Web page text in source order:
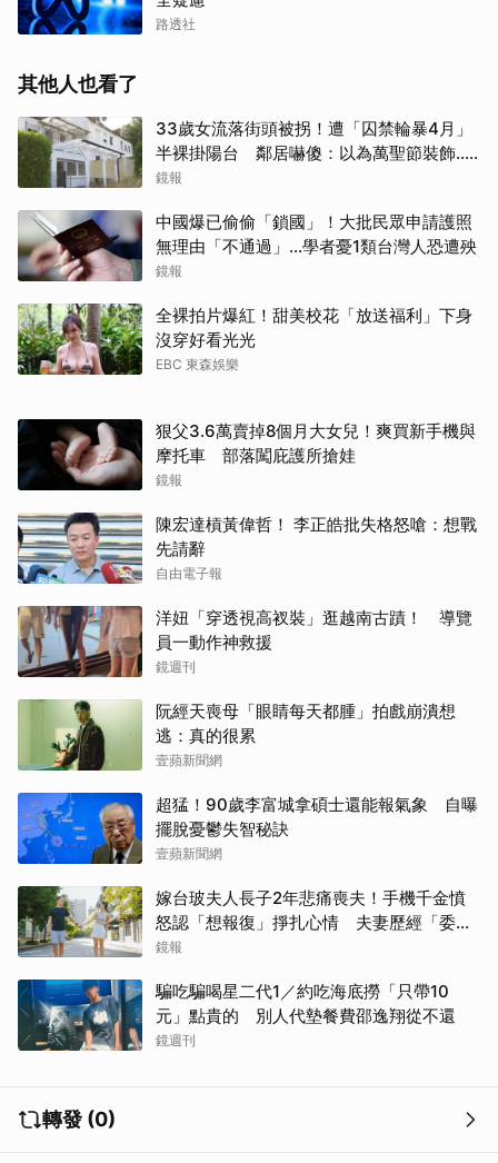
路透社
其他人也看了
33歲女流落街頭被拐！遭「囚禁輪暴4月」
半裸掛陽台 鄰居嚇傻：以為萬聖節裝飾...
主謀竟與妻小同住
鏡報
中國爆已偷偷「鎖國」！大批民眾申請護照
無理由「不通過」...學者憂1類台灣人恐遭殃
鏡報
全裸拍片爆紅！甜美校花「放送福利」下身
沒穿好看光光
EBC 東森娛樂
狠父3.6萬賣掉8個月大女兒！爽買新手機與
摩托車 部落闖庇護所搶娃
鏡報
陳宏達槓黃偉哲！ 李正皓批失格怒嗆：想戰
先請辭
自由電子報
洋妞「穿透視高衩裝」逛越南古蹟！ 導覽
員一動作神救援
鏡週刊
阮經天喪母「眼睛每天都腫」拍戲崩潰想
逃：真的很累
壹蘋新聞網
超猛！90歲李富城拿碩士還能報氣象 自曝
擺脫憂鬱失智秘訣
壹蘋新聞網
嫁台玻夫人長子2年悲痛喪夫！手機千金憤
怒認「想報復」掙扎心情 夫妻歷經「委屈
與不平」只能安靜
鏡報
騙吃騙喝星二代1／約吃海底撈「只帶10
元」點貴的 別人代墊餐費邵逸翔從不還
鏡週刊
轉發 (0)